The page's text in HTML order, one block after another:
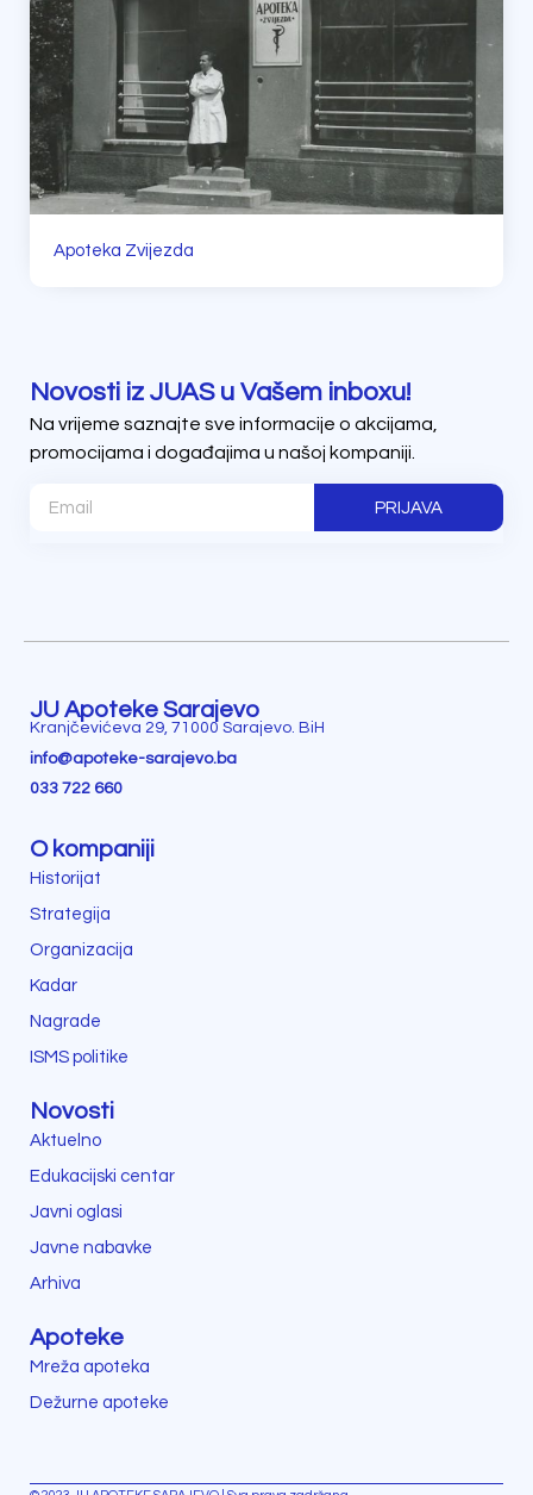
Apoteka Zvijezda
Novosti iz JUAS u Vašem inboxu!
Na vrijeme saznajte sve informacije o akcijama,
promocijama i događajima u našoj kompaniji.
PRIJAVA
JU Apoteke Sarajevo
Kranjčevićeva 29, 71000 Sarajevo. BiH
info@apoteke-sarajevo.ba
033 722 660
O kompaniji
Historijat
Strategija
Organizacija
Kadar
Nagrade
ISMS politike
Novosti
Aktuelno
Edukacijski centar
Javni oglasi
Javne nabavke
Arhiva
Apoteke
Mreža apoteka
Dežurne apoteke